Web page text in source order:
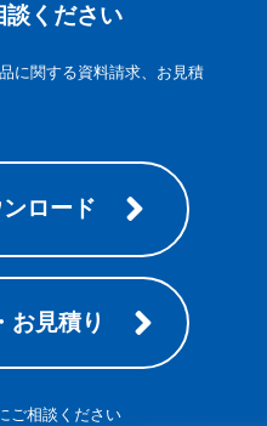
談ください
に関する資料請求、お見積
ロード
お見積り
ご相談ください